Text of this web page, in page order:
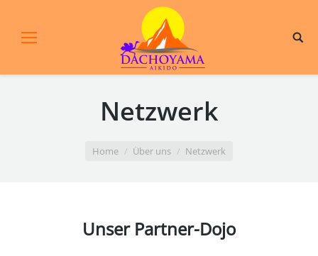
Netzwerk
Home Über uns Netzwerk
Unser Partner-Dojo